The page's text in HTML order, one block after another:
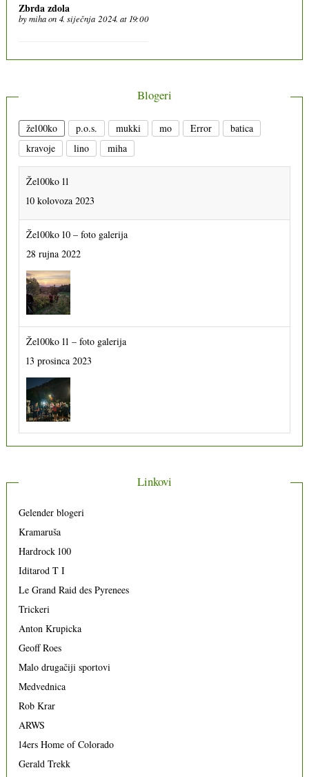
Zbrda zdola
bymihaon 4. siječnja 2024. at 19:00
Blogeri
že100ko p.o.s. mukki mo Error
batica
kravoje
lino miha
Že100ko 11
10 kolovoza 2023
Že100ko 10 – foto galerija
28 rujna 2022
Že100ko 11 – foto galerija
13 prosinca 2023
Linkovi
Gelender blogeri
Kramaruša
Hardrock 100
Iditarod T I
Le Grand Raid des Pyrenees
Trickeri
Anton Krupicka
Geoff Roes
Malo drugačiji sportovi
Medvednica
Rob Krar
ARWS
14ers Home of Colorado
Gerald Trekk